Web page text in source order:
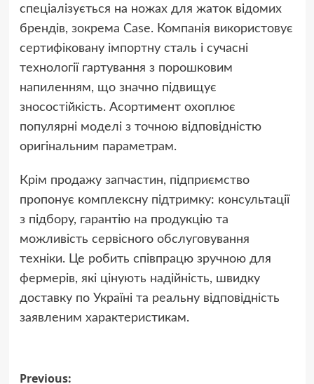
спеціалізується на ножах для жаток відомих
брендів, зокрема Case. Компанія використовує
сертифіковану імпортну сталь і сучасні
технології гартування з порошковим
напиленням, що значно підвищує
зносостійкість. Асортимент охоплює
популярні моделі з точною відповідністю
оригінальним параметрам.
Крім продажу запчастин, підприємство
пропонує комплексну підтримку: консультації
з підбору, гарантію на продукцію та
можливість сервісного обслуговування
техніки. Це робить співпрацю зручною для
фермерів, які цінують надійність, швидку
доставку по Україні та реальну відповідність
заявленим характеристикам.
Previous: